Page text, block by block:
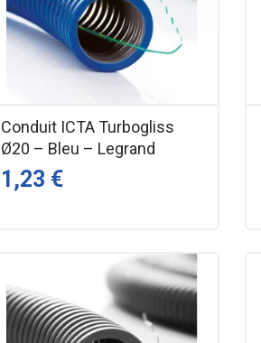
Conduit ICTA Turbogliss
Ø20 – Bleu – Legrand
1,23 €